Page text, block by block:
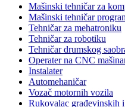
Mašinski tehničar za
Mašinski tehničar
Tehničar za mehatroniku
Tehničar za robotiku
Tehničar drumskog
Operater na CNC
Instalater
Automehaničar
Vozač motornih vozila
Rukovalac građevinskih